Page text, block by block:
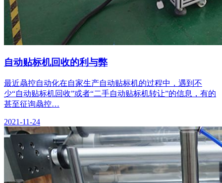
自动贴标机回收的利与弊
最近骉控自动化在自家生产自动贴标机的过程中，遇到不
少“自动贴标机回收”或者“二手自动贴标机转让”的信息，有的
甚至征询骉控…
2021-11-24